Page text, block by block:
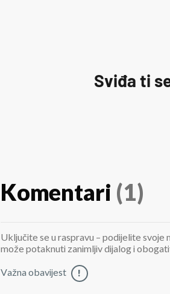
Sviđa ti
Komentari (1)
Uključite se u raspravu – podijelite svoje
može potaknuti zanimljiv dijalog i
Važna obavijest !